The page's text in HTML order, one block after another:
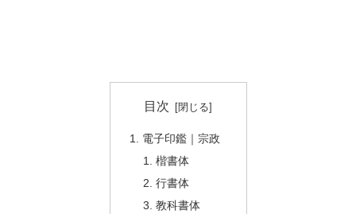
目次
電子印鑑｜宗政
楷書体
行書体
教科書体